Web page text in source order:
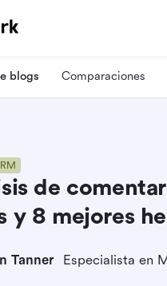
blogs Comparaciones
de
y 8 mejores
Tanner